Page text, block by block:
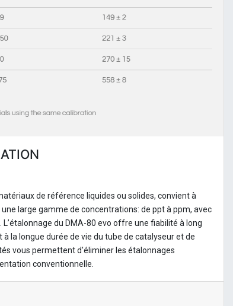
de référence liquides ou solides, convient à
large gamme de concentrations: de ppt à ppm, avec
du DMA-80 evo offre une fiabilité à long
la longue durée de vie du tube de catalyseur et de
vous permettent d'éliminer les étalonnages
conventionnelle.